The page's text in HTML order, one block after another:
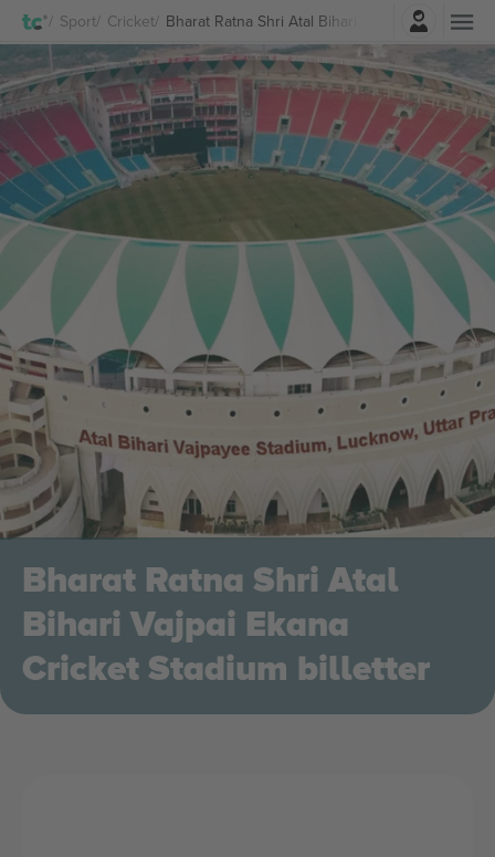
Sport Cricket Bharat Ratna Shri Atal Bihari Vajpai Ekana
Log ind
Bharat Ratna Shri Atal
Bihari Vajpai Ekana
Cricket Stadium billetter